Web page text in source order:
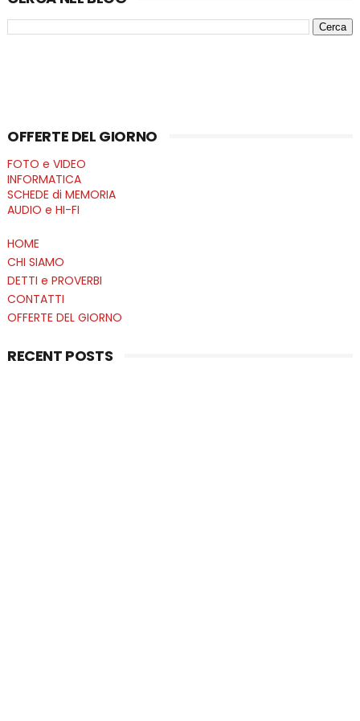
OFFERTE DEL GIORNO
FOTO e VIDEO
INFORMATICA
SCHEDE di MEMORIA
AUDIO e HI-FI
HOME
CHI SIAMO
DETTI e PROVERBI
CONTATTI
OFFERTE DEL GIORNO
RECENT POSTS